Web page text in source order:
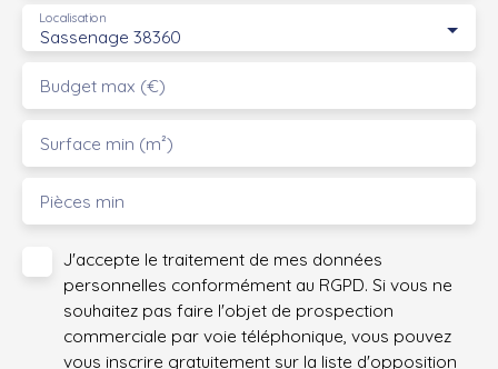
Sassenage 38360
Localisation
Budget max (€)
Surface min (m²)
Pièces min
J'accepte le traitement de mes données
personnelles conformément au RGPD. Si vous ne
souhaitez pas faire l'objet de prospection
commerciale par voie téléphonique, vous pouvez
vous inscrire gratuitement sur la liste d'opposition